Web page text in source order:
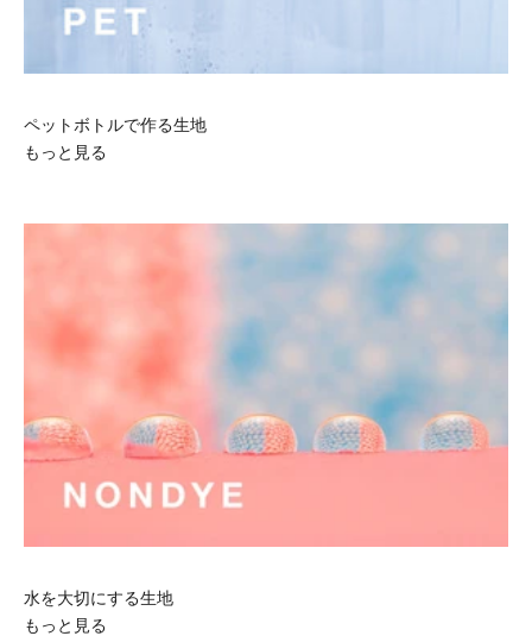
ペットボトルで作る生地
もっと見る
水を大切にする生地
もっと見る